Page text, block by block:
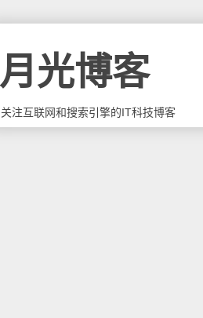
月光博客
关注互联网和搜索引擎的IT科技博客